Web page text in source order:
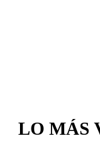
LO MÁS